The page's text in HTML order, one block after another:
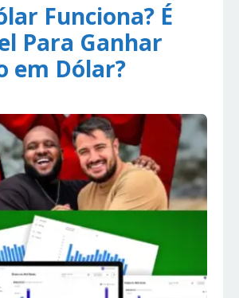
Funciona? É
Para Ganhar
em Dólar?